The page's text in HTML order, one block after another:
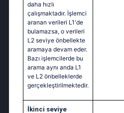
daha hızlı
çalışmaktadır. İşlemci
aranan verileri L1'de
bulamazsa, o verileri
L2 seviye önbellekte
aramaya devam eder.
Bazı işlemcilerde bu
arama aynı anda L1
ve L2 önbelleklerde
gerçekleştirilmektedir.
İkinci seviye